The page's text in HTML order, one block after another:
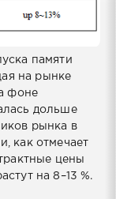
памяти
на рынке
фоне
дольше
рынка в
как отмечает
цены
на 8–13 %.